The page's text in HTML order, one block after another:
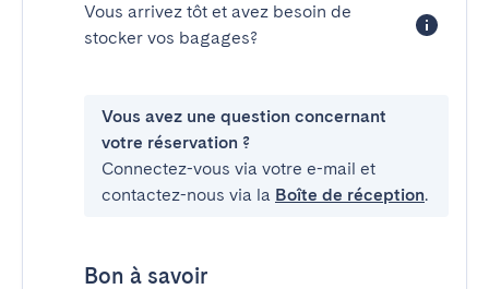
Vous arrivez tôt et avez besoin de
stocker vos bagages?
Vous avez une question concernant
votre réservation ?
Connectez-vous via votre e-mail et
contactez-nous via la Boîte de réception.
Bon à savoir